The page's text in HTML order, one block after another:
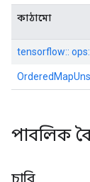
কাঠামো
tensorflow::
পাবলিক